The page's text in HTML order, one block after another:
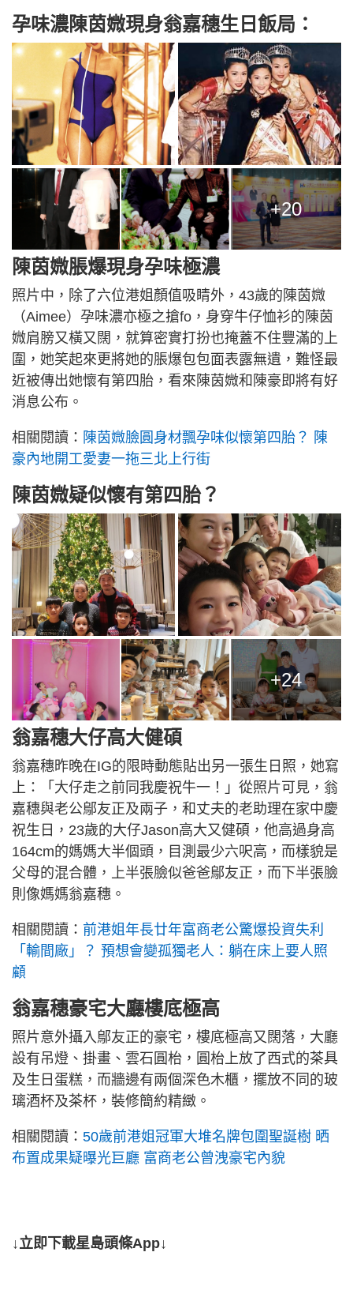
孕味濃陳茵媺現身翁嘉穗生日飯局：
+20
陳茵媺脹爆現身孕味極濃
照片中，除了六位港姐顏值吸睛外，43歲的陳茵媺
（Aimee）孕味濃亦極之搶fo，身穿牛仔恤衫的陳茵
媺肩膀又橫又闊，就算密實打扮也掩蓋不住豐滿的上
圍，她笑起來更將她的脹爆包包面表露無遺，難怪最
近被傳出她懷有第四胎，看來陳茵媺和陳豪即將有好
消息公布。
相關閱讀： 陳茵媺臉圓身材飄孕味似懷第四胎？ 陳
豪內地開工愛妻一拖三北上行街
陳茵媺疑似懷有第四胎？
+24
翁嘉穗大仔高大健碩
翁嘉穗昨晚在IG的限時動態貼出另一張生日照，她寫
上：「大仔走之前同我慶祝牛一！」從照片可見，翁
嘉穗與老公鄔友正及兩子，和丈夫的老助理在家中慶
祝生日，23歲的大仔Jason高大又健碩，他高過身高
164cm的媽媽大半個頭，目測最少六呎高，而樣貌是
父母的混合體，上半張臉似爸爸鄔友正，而下半張臉
則像媽媽翁嘉穗。
相關閱讀： 前港姐年長廿年富商老公驚爆投資失利
「輸間廠」？ 預想會變孤獨老人：躺在床上要人照
顧
翁嘉穗豪宅大廳樓底極高
照片意外攝入鄔友正的豪宅，樓底極高又闊落，大廳
設有吊燈、掛畫、雲石圓枱，圓枱上放了西式的茶具
及生日蛋糕，而牆邊有兩個深色木櫃，擺放不同的玻
璃酒杯及茶杯，裝修簡約精緻。
相關閱讀： 50歲前港姐冠軍大堆名牌包圍聖誕樹 晒
布置成果疑曝光巨廳 富商老公曾洩豪宅內貌
↓立即下載星島頭條App↓